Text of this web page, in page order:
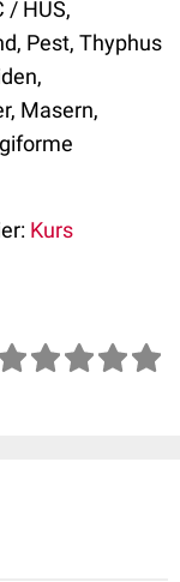
/ HUS,
Pest, Thyphus
Masern,
Kurs